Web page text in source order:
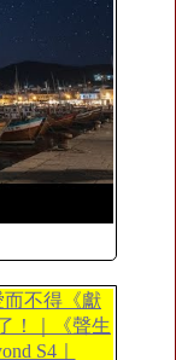
而不得《獻
！｜《聲生
S4｜